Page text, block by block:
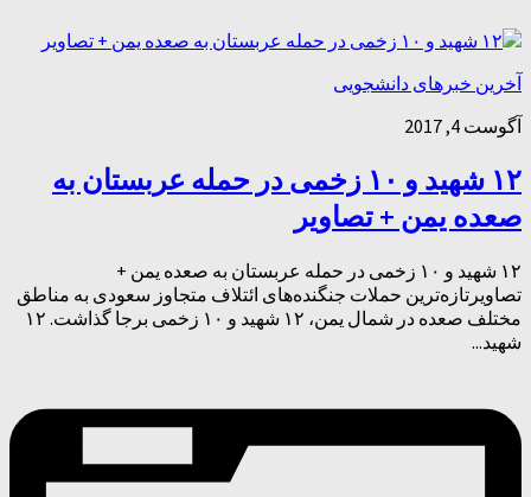
آخرین خبرهای دانشجویی
آگوست 4, 2017
۱۲ شهید و ۱۰ زخمی در حمله عربستان به
صعده یمن + تصاویر
۱۲ شهید و ۱۰ زخمی در حمله عربستان به صعده یمن +
تصاویرتازه‌ترین حملات جنگنده‌های ائتلاف متجاوز سعودی به مناطق
مختلف صعده در شمال یمن، ۱۲ شهید و ۱۰ زخمی برجا گذاشت. ۱۲
شهید...